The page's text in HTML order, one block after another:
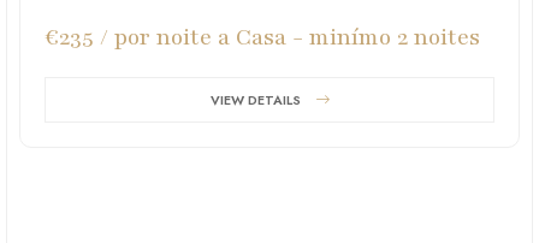
€235 / por noite a Casa - minímo 2 noites
VIEW DETAILS